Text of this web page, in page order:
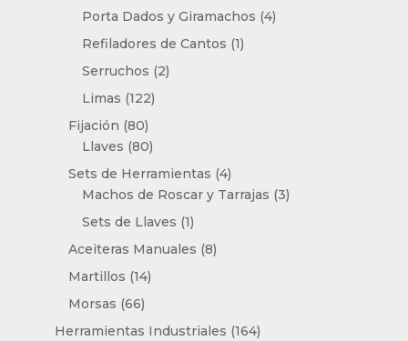
productos
Porta Dados y Giramachos 44
Refiladores de Cantos 11
Serruchos 22
Limas 122122
Fijación 8080
productos
Llaves 8080
productos
Sets de Herramientas 44
productos
Machos de Roscar y Tarrajas 33
Sets de Llaves 11
producto
Aceiteras Manuales 88
Martillos 1414
Morsas 6666
productos
Herramientas Industriales 164164